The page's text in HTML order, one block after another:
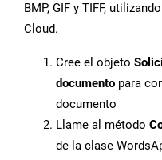
BMP, GIF y TIFF,
Cloud.
Cree el objeto
documento para
documento
Llame al método
de la clase